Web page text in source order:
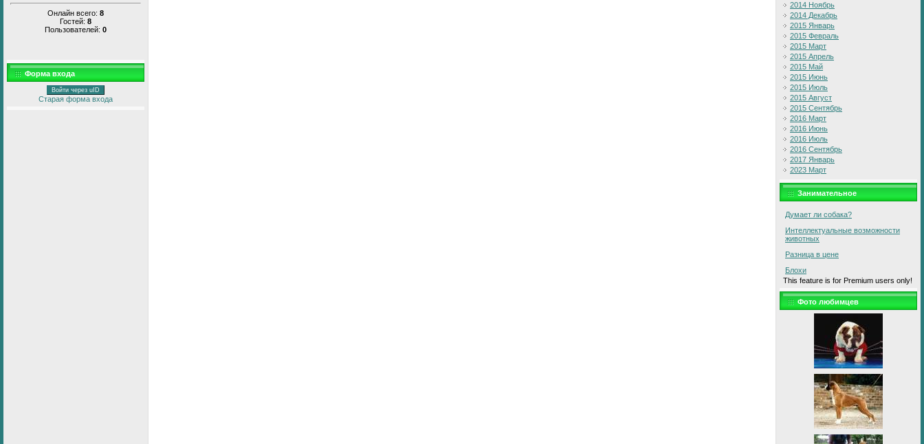
Онлайн всего: 8
Гостей: 8
Пользователей: 0
Форма входа
Войти через uID
Старая форма входа
2014 Ноябрь
2014 Декабрь
2015 Январь
2015 Февраль
2015 Март
2015 Апрель
2015 Май
2015 Июнь
2015 Июль
2015 Август
2015 Сентябрь
2016 Март
2016 Июнь
2016 Июль
2016 Сентябрь
2017 Январь
2023 Март
Занимательное
Думает ли собака?
Интеллектуальные возможности
животных
Разница в цене
Блохи
This feature is for Premium users only!
Фото любимцев